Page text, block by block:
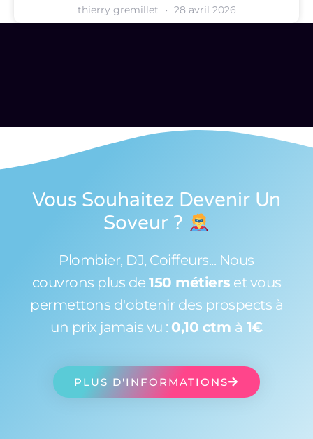
thierry gremillet 28 avril 2026
Vous Souhaitez Devenir Un
Soveur ?
Plombier, DJ, Coiffeurs... Nous
couvrons plus de 150 métiers et vous
permettons d'obtenir des prospects à
un prix jamais vu : 0,10 ctm à 1€
PLUS D'INFORMATIONS